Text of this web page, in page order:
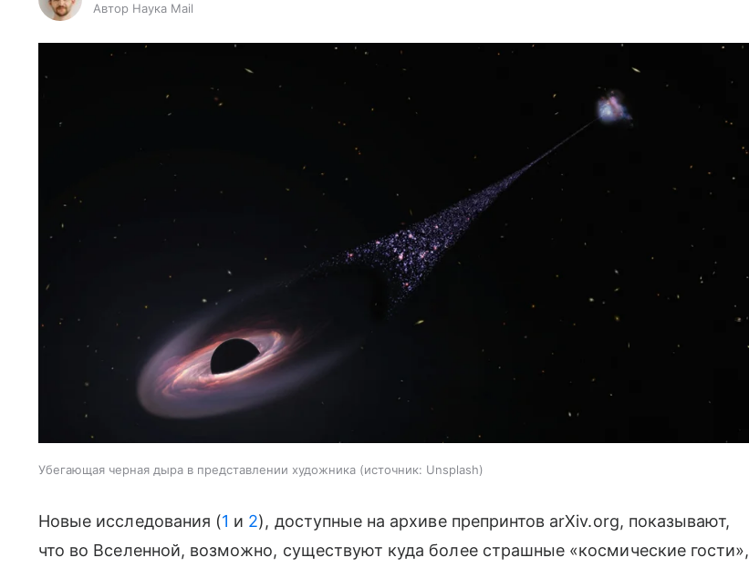
Автор Наука Mail
Убегающая черная дыра в представлении художника источник: Unsplash
Новые исследования (1 и 2), доступные на архиве препринтов arXiv.org, показывают,
что во Вселенной, возможно, существуют куда более страшные «космические гости»,